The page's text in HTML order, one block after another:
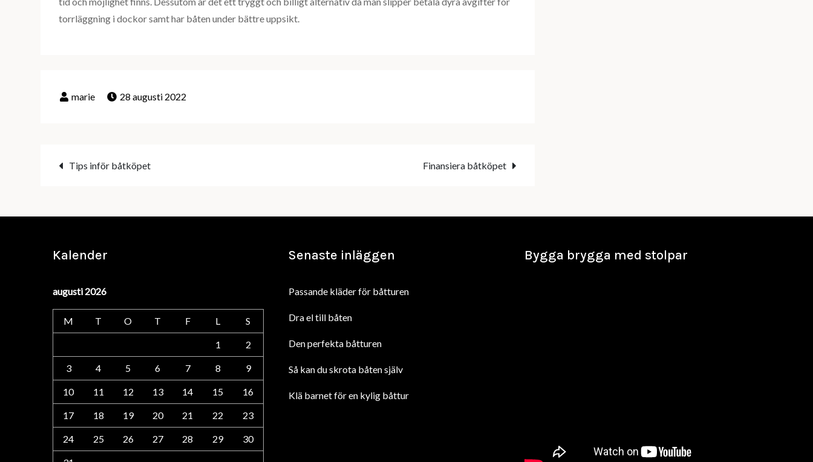
torrläggning i dockor samt har båten under bättre uppsikt.
28 augusti 2022
Inläggsnavigering
Tips inför båtköpet Finansiera båtköpet
Kalender
augusti 2026
M T O T F L S
1 2
3 4 5 6 7 8 9
10 11 12 13 14 15 16
17 18 19 20 21 22 23
24 25 26 27 28 29 30
Senaste inläggen
Passande kläder för båtturen
Dra el till båten
Den perfekta båtturen
Så kan du skrota båten själv
Klä barnet för en kylig båttur
Bygga brygga med stolpar